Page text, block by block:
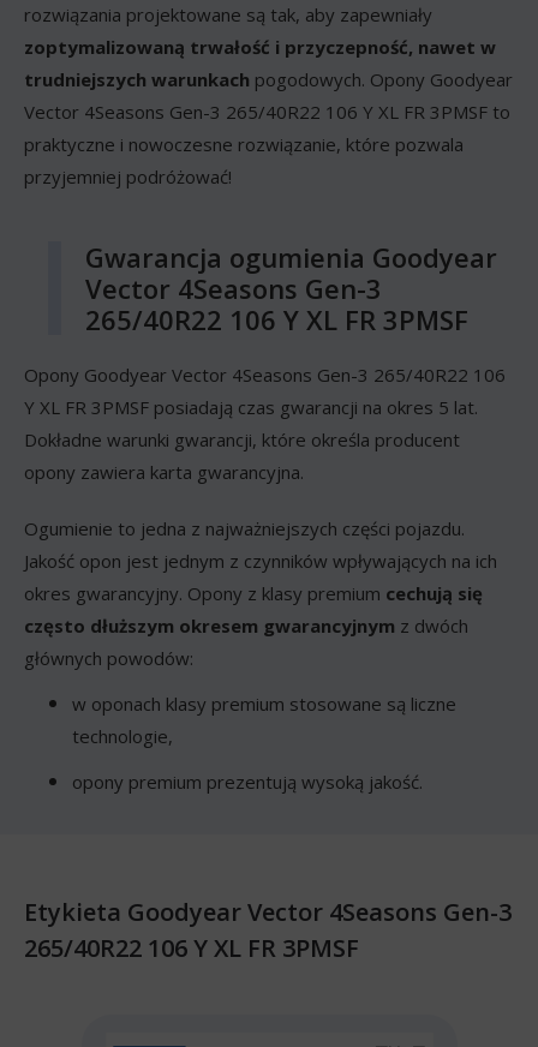
rozwiązania projektowane są tak, aby zapewniały
zoptymalizowaną trwałość i przyczepność, nawet w
trudniejszych warunkach pogodowych. Opony Goodyear
Vector 4Seasons Gen-3 265/40R22 106 Y XL FR 3PMSF to
praktyczne i nowoczesne rozwiązanie, które pozwala
przyjemniej podróżować!
Gwarancja ogumienia Goodyear
Vector 4Seasons Gen-3
265/40R22 106 Y XL FR 3PMSF
Opony Goodyear Vector 4Seasons Gen-3 265/40R22 106
Y XL FR 3PMSF posiadają czas gwarancji na okres 5 lat.
Dokładne warunki gwarancji, które określa producent
opony zawiera karta gwarancyjna.
Ogumienie to jedna z najważniejszych części pojazdu.
Jakość opon jest jednym z czynników wpływających na ich
okres gwarancyjny. Opony z klasy premium cechują się
często dłuższym okresem gwarancyjnym z dwóch
głównych powodów:
w oponach klasy premium stosowane są liczne
technologie,
opony premium prezentują wysoką jakość.
Etykieta Goodyear Vector 4Seasons Gen-3
265/40R22 106 Y XL FR 3PMSF